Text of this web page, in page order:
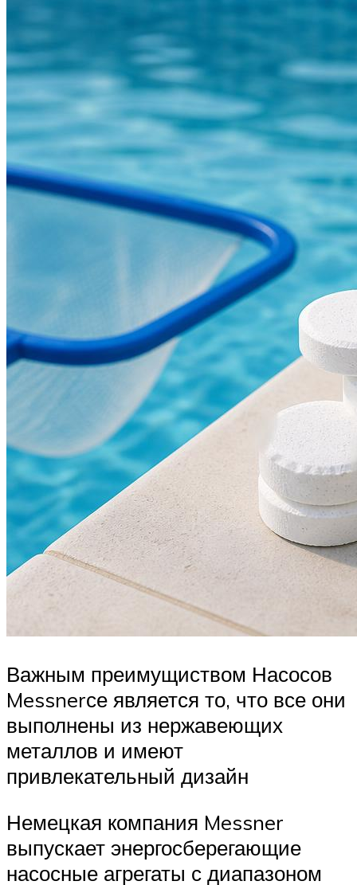
Важным преимущиством Насосов
Messnerсе является то, что все они
выполнены из нержавеющих
металлов и имеют
привлекательный дизайн
Немецкая компания Messner
выпускает энергосберегающие
насосные агрегаты с диапазоном